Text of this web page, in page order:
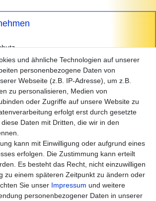
& -kosten
und ähnliche Technologien auf unserer
personenbezogene Daten von
Webseite (z.B. IP-Adresse), um z.B.
zu personalisieren, Medien von
oder Zugriffe auf unsere Website zu
erfolgt erst durch gesetzte
Daten mit Dritten, die wir in den
kann mit Einwilligung oder aufgrund eines
erfolgen. Die Zustimmung kann erteilt
Es besteht das Recht, nicht einzuwilligen
zu einem späteren Zeitpunkt zu ändern oder
Sie unser Impressum und weitere
personenbezogener Daten in unserer